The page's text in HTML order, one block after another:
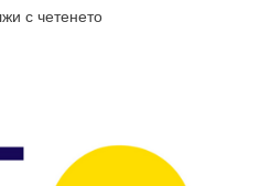
с четенето